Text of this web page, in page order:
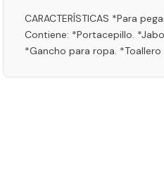
CARACTERÍSTICAS *Para
Contiene: *Portacepillo.
*Gancho para ropa.